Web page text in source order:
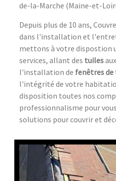
de-la-Marche (Maine-et-
Depuis plus de 10 ans,
dans l'installation et
mettons à votre dispostion
services, allant des tuilesaux
l'installation de fenêtres
l'intégrité de votre
disposition toutes nos
professionnalisme pour
solutions pour couvrir et